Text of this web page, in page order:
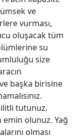
ve
vurması,
oluşacak tüm
su
size
ve başka birisine
tutunuz.
emin olunuz. Yağ
olması